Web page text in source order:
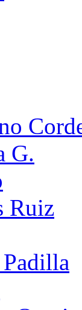
G.
Ruiz